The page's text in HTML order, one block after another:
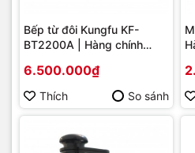
Bếp từ đôi Kungfu KF-
BT2200A | Hàng chính
6.500.000₫
Thích So sánh